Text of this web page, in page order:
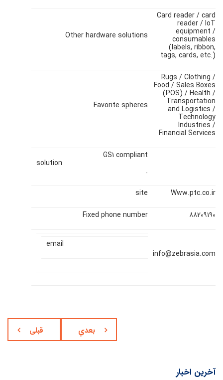
Other hardware solutions
Card reader / card
reader / IoT
equipment /
consumables
(labels, ribbon,
tags, cards, etc.)
Favorite spheres
Rugs / Clothing /
Food / Sales Boxes
(POS) / Health /
Transportation
and Logistics /
Technology
Industries /
Financial Services
GS1 compliant
solution
.
site
Www.ptc.co.ir
Fixed phone number
۸۸۲۰۹۱۹۰
email
info@zebrasia.com
قبلی بعدي
آخرین اخبار